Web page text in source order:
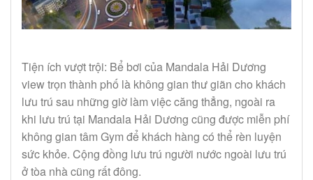
Tiện ích vượt trội: Bể bơi của Mandala Hải Dương
view trọn thành phố là không gian thư giãn cho khách
lưu trú sau những giờ làm việc căng thẳng, ngoài ra
khi lưu trú tại Mandala Hải Dương cũng được miễn phí
không gian tâm Gym để khách hàng có thể rèn luyện
sức khỏe. Cộng đồng lưu trú người nước ngoài lưu trú
ở tòa nhà cũng rất đông.